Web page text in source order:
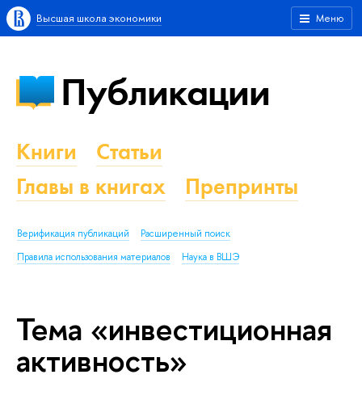
Меню
Высшая школа экономики
Публикации
Книги
Статьи
Главы в книгах
Препринты
Верификация публикаций
Расширенный поиск
Правила использования материалов
Наука в ВШЭ
Тема «инвестиционная
активность»